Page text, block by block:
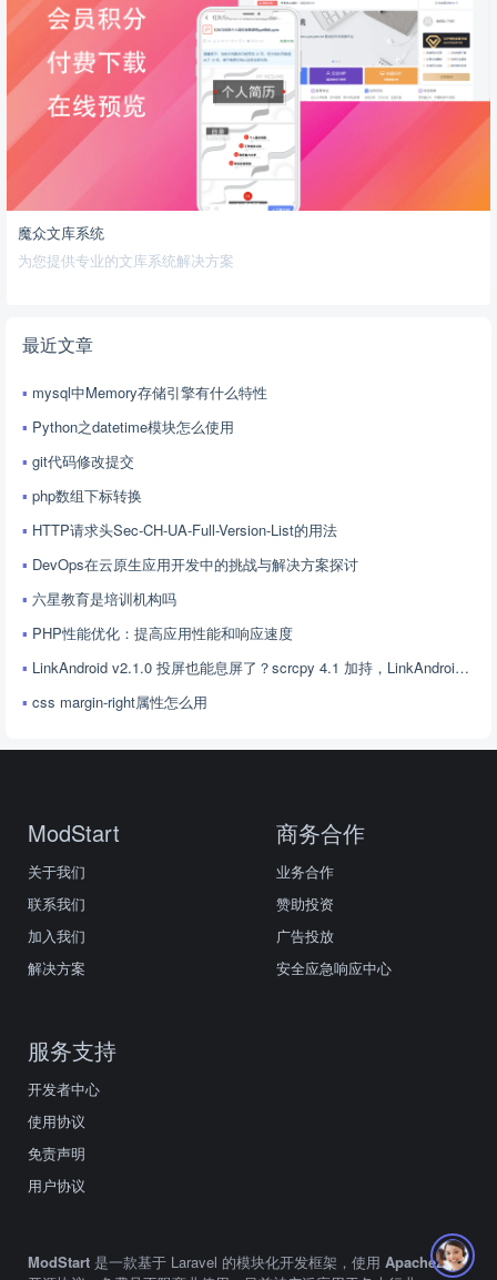
魔众文库系统
为您提供专业的文库系统解决方案
最近文章
mysql中Memory存储引擎有什么特性
Python之datetime模块怎么使用
git代码修改提交
php数组下标转换
HTTP请求头Sec-CH-UA-Full-Version-List的用法
DevOps在云原生应用开发中的挑战与解决方案探讨
六星教育是培训机构吗
PHP性能优化：提高应用性能和响应速度
LinkAndroid v2.1.0 投屏也能息屏了？scrcpy 4.1 加持，LinkAndroid 让屏幕控制更随心
css margin-right属性怎么用
ModStart
关于我们
联系我们
加入我们
解决方案
商务合作
业务合作
赞助投资
广告投放
安全应急响应中心
服务支持
开发者中心
使用协议
免责声明
用户协议
ModStart 是一款基于 Laravel 的模块化开发框架，使用 Apache2.0